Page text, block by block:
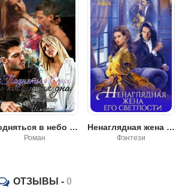
Ненаглядная жена его светлости - Натаэль Зика
Фэнтези
Питомица дракона - Катерина Тумас
Фэнтези
ОТЗЫВЫ - 0